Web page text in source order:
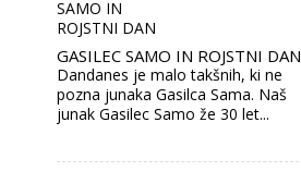
GASILEC SAMO IN ROJSTNI DAN
Dandanes je malo takšnih, ki ne
pozna junaka Gasilca Sama. Naš
junak Gasilec Samo že 30 let...